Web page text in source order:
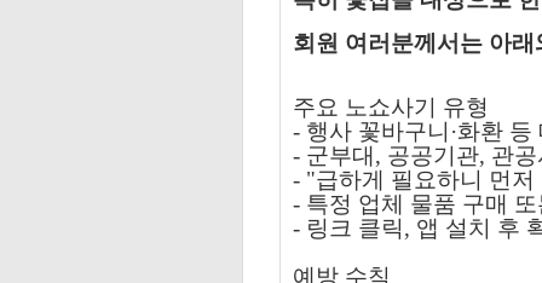
회원 여러분께서는 아
주요 노쇼사기 유형
- 행사 꽃바구니·화환
- 군부대, 공공기관, 관
- "급하게 필요하니 먼
- 특정 업체 물품 구매
- 링크 클릭, 앱 설치 후
예방 수칙